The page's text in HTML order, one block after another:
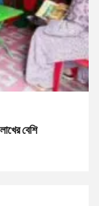
বেশি